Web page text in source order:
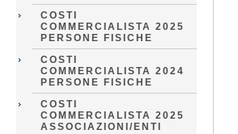
COSTI
COMMERCIALISTA 2025
PERSONE FISICHE
COSTI
COMMERCIALISTA 2024
PERSONE FISICHE
COSTI
COMMERCIALISTA 2025
ASSOCIAZIONI/ENTI